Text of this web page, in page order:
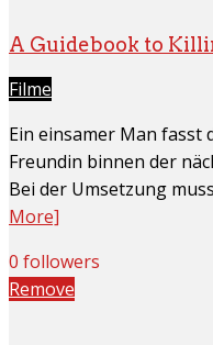
A Guidebook to
Filme
Ein einsamer Man fasst
Freundin binnen der
Bei der Umsetzung
More]
0 followers
Remove